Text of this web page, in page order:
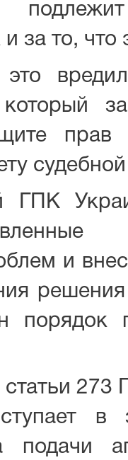
за то, что
это
который
прав
ГПК
и
порядок
статьи
в
подачи